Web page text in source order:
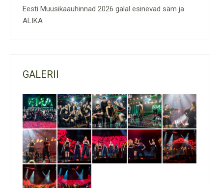
Eesti Muusikaauhinnad 2026 galal esinevad säm ja
ALIKA
GALERII